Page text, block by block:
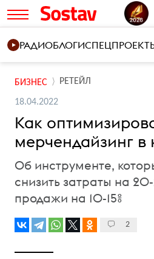
РАДИОБЛОГИ
БИЗНЕС РЕТЕЙЛ
18.04.2022
Как
мерчендайзинг в
Об инструменте,
снизить затраты на
продажи на 10-15%
2